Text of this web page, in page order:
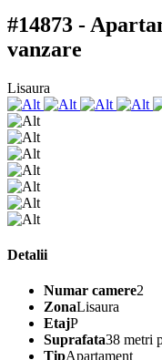
#14873 -
vanzare
Lisaura
Detalii
Numar camere2
ZonaLisaura
EtajP
Suprafata38 metri
TipApartament